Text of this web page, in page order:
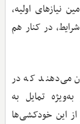
نیازهای اولیه،
در کنار هم
می‌دهند که در
تمایل به
این خودکشی‌ها